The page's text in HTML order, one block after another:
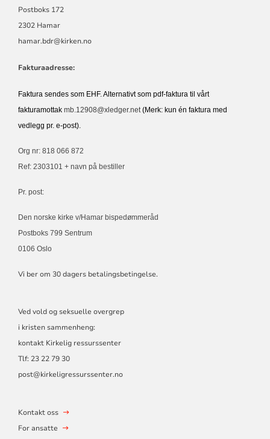
Postboks 172
2302 Hamar
hamar.bdr@kirken.no
Fakturaadresse:
Faktura sendes som EHF. Alternativt som pdf-faktura til vårt
fakturamottak mb.12908@xledger.net(Merk: kun én faktura med
vedlegg pr. e-post).
Org nr: 818 066 872
Ref: 2303101 + navn på bestiller
Pr. post:
Den norske kirke v/Hamar bispedømmeråd
Postboks 799 Sentrum
0106 Oslo
Vi ber om 30 dagers betalingsbetingelse.
Ved vold og seksuelle overgrep
i kristen sammenheng:
kontakt Kirkelig ressurssenter
Tlf: 23 22 79 30
post@kirkeligressurssenter.no
Kontakt oss
For ansatte